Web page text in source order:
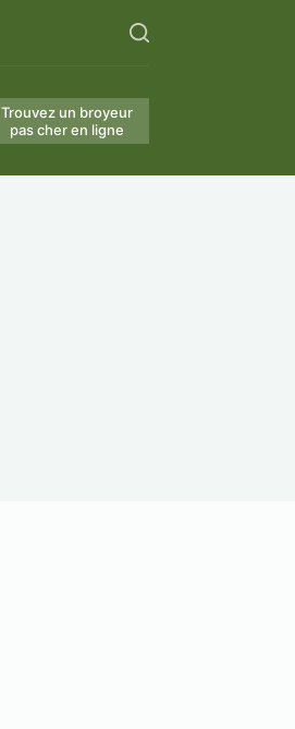
Trouvez un broyeur
pas cher en ligne